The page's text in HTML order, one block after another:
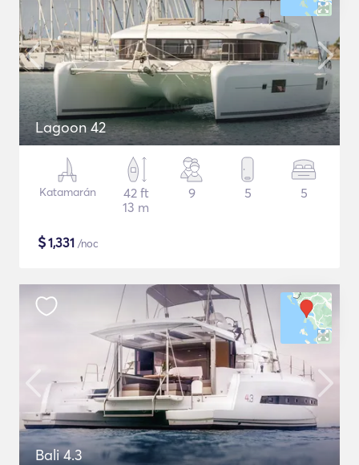
Lagoon 42
Katamarán
42 ft
13 m
9 5 5
$1,331 /noc
Bali 4.3